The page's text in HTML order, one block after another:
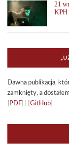
21
KPH
Dawna publi­ka­cja,
zamknięty, a
PDF GitHub